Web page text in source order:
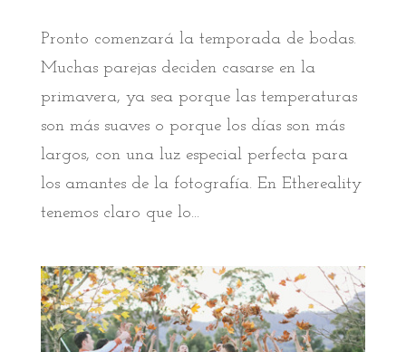
Pronto comenzará la temporada de bodas.
Muchas parejas deciden casarse en la
primavera, ya sea porque las temperaturas
son más suaves o porque los días son más
largos, con una luz especial perfecta para
los amantes de la fotografía. En Ethereality
tenemos claro que lo...